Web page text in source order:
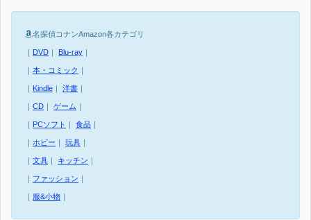
名探偵コナンAmazon各カテゴリ
｜ DVD ｜ Blu-ray ｜
｜ 本・コミック ｜
｜ Kindle ｜ 洋書 ｜
｜ CD ｜ ゲーム ｜
｜ PCソフト ｜ 食品 ｜
｜ ホビー ｜ 玩具 ｜
｜ 文具 ｜ キッチン ｜
｜ ファッション ｜
｜ 服&小物 ｜